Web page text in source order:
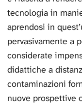
tecnologia in
aprendosi in
pervasivamente a
considerate
didattiche a
contaminazioni
nuove prospettive